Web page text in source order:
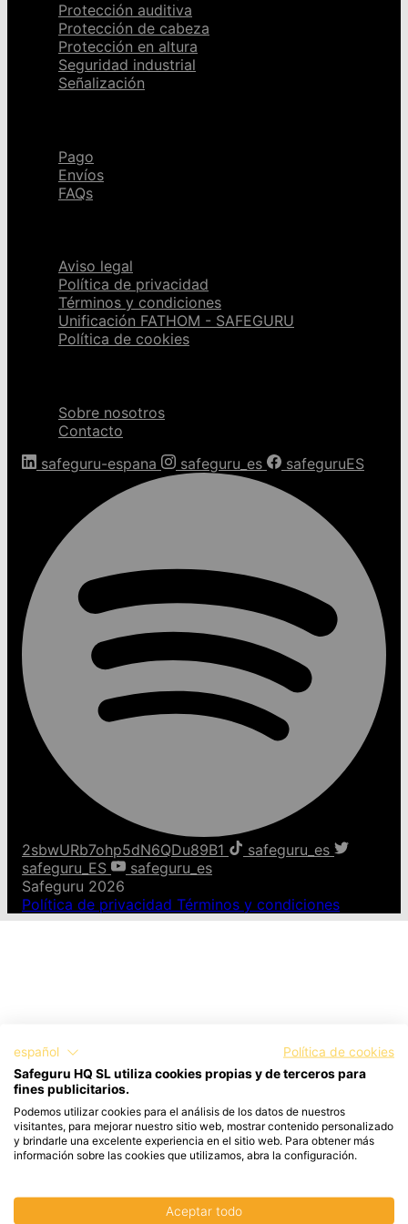
Protección auditiva
Protección de cabeza
Protección en altura
Seguridad industrial
Señalización
Pago
Envíos
FAQs
Aviso legal
Política de privacidad
Términos y condiciones
Unificación FATHOM - SAFEGURU
Política de cookies
Sobre nosotros
Contacto
safeguru-espana
safeguru_es safeguruES
2sbwURb7ohp5dN6QDu89B1
safeguru_es
safeguru_ES
safeguru_es
Safeguru 2026
Política de privacidad Términos y condiciones
español
Política de cookies
Safeguru HQ SL utiliza cookies propias y de terceros para
fines publicitarios.
Podemos utilizar cookies para el análisis de los datos de nuestros
visitantes, para mejorar nuestro sitio web, mostrar contenido personalizado
y brindarle una excelente experiencia en el sitio web. Para obtener más
información sobre las cookies que utilizamos, abra la configuración.
Aceptar todo